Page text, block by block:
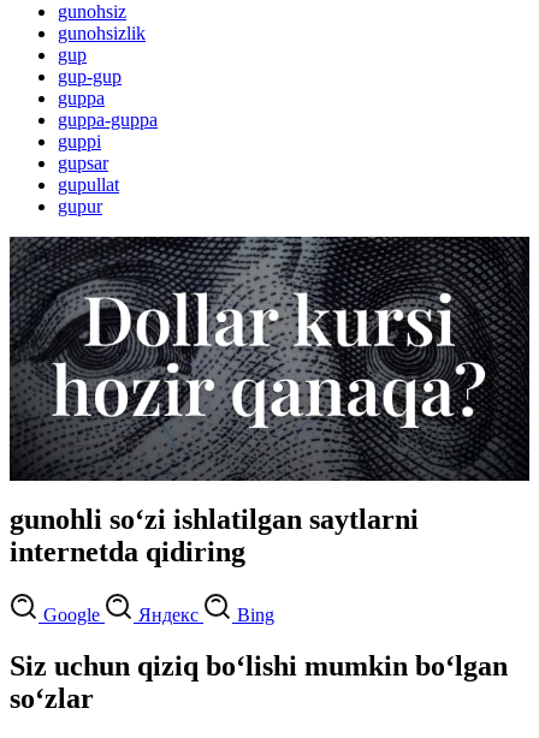
gunohsiz
gunohsizlik
gup
gup-gup
guppa
guppa-guppa
guppi
gupsar
gupullat
gupur
gunohli so‘zi ishlatilgan saytlarni
internetda qidiring
Google Яндекс Bing
Siz uchun qiziq bo‘lishi mumkin bo‘lgan
so‘zlar